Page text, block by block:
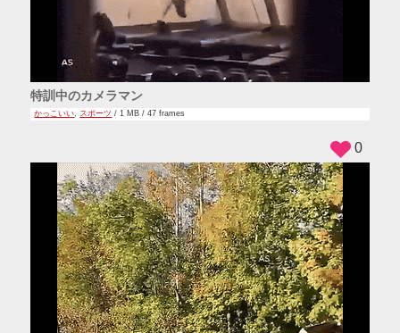
特訓中のカメラマン
かっこいい, スポーツ / 1 MB / 47 frames
0